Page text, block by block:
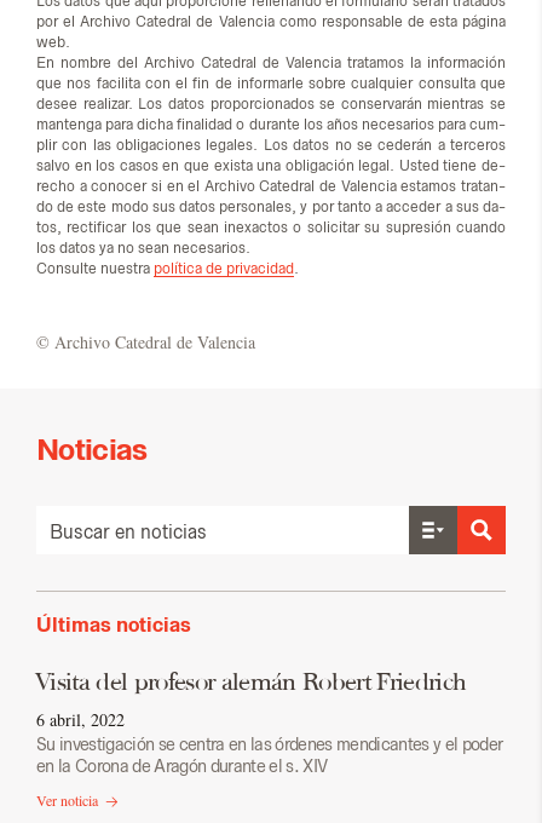
por el Ar­chi­vo Ca­te­dral de Va­len­cia como res­pon­sa­ble de esta pá­gi­na
web.
En nom­bre del Ar­chi­vo Ca­te­dral de Va­len­cia tra­ta­mos la in­for­ma­ción
que nos fa­ci­li­ta con el fin de in­for­mar­le so­bre cual­quier con­sul­ta que
desee rea­li­zar. Los da­tos pro­por­cio­na­dos se con­ser­va­rán mien­tras se
man­ten­ga para di­cha fi­na­li­dad o du­ran­te los años ne­ce­sa­rios para cum­
plir con las obli­ga­cio­nes le­ga­les. Los da­tos no se ce­de­rán a ter­ce­ros
sal­vo en los ca­sos en que exis­ta una obli­ga­ción le­gal. Us­ted tie­ne de­
re­cho a co­no­cer si en el Ar­chi­vo Ca­te­dral de Va­len­cia es­ta­mos tra­tan­
do de este modo sus da­tos per­so­na­les, y por tan­to a ac­ce­der a sus da­
tos, rec­ti­fi­car los que sean inexac­tos o so­li­ci­tar su su­pre­sión cuan­do
los da­tos ya no sean ne­ce­sa­rios.
Con­sul­te nues­tra política de privacidad
© Ar­chi­vo Ca­te­dral de Va­len­cia
Noticias
Últimas noticias
Visita del profesor alemán Robert Friedrich
6 abril, 2022
Su investigación se centra en las órdenes mendicantes y el poder
en la Corona de Aragón durante el s. XIV
Ver noticia